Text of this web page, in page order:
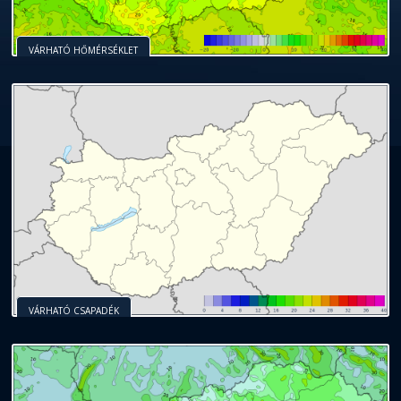
VÁRHATÓ HŐMÉRSÉKLET
VÁRHATÓ CSAPADÉK